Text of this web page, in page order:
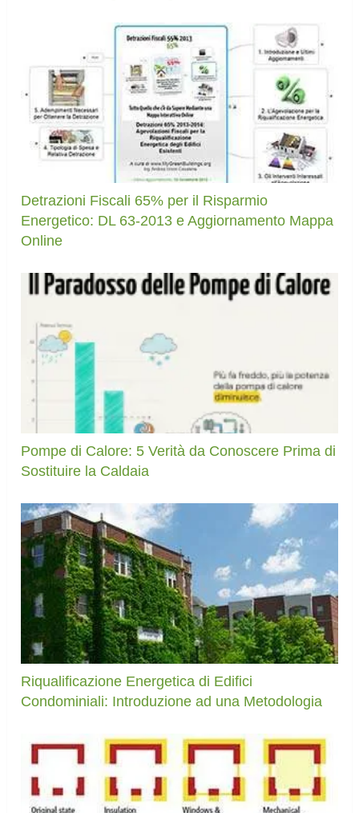
Detrazioni Fiscali 65% per il Risparmio
Energetico: DL 63-2013 e Aggiornamento Mappa
Online
Pompe di Calore: 5 Verità da Conoscere Prima di
Sostituire la Caldaia
Riqualificazione Energetica di Edifici
Condominiali: Introduzione ad una Metodologia